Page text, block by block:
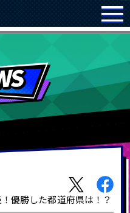
優勝した都道府県は！？